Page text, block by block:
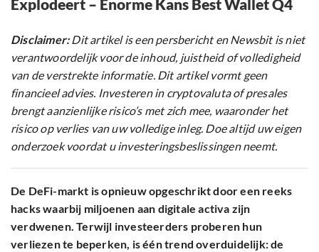
Explodeert – Enorme Kans Best Wallet Q4
Disclaimer:Dit artikel is een persbericht en Newsbit is niet
verantwoordelijk voor de inhoud, juistheid of volledigheid
van de verstrekte informatie. Dit artikel vormt geen
financieel advies. Investeren in cryptovaluta of presales
brengt aanzienlijke risico’s met zich mee, waaronder het
risico op verlies van uw volledige inleg. Doe altijd uw eigen
onderzoek voordat u investeringsbeslissingen neemt.
De DeFi-markt is opnieuw opgeschrikt door een reeks
hacks waarbij miljoenen aan digitale activa zijn
verdwenen. Terwijl investeerders proberen hun
verliezen te beperken, is één trend overduidelijk: de